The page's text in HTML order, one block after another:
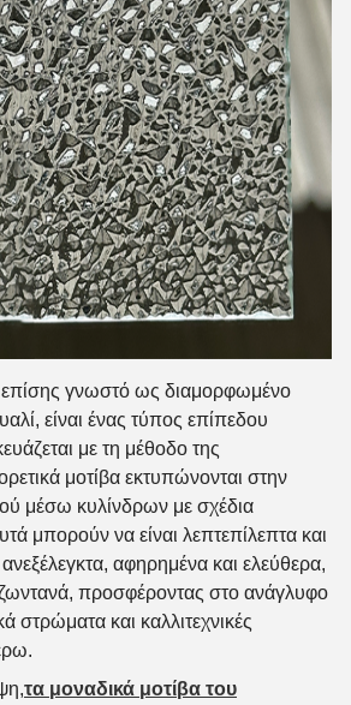
γνωστό ως διαμορφωμένο
είναι ένας τύπος επίπεδου
με τη μέθοδο της
μοτίβα εκτυπώνονται στην
μέσω κυλίνδρων με σχέδια
μπορούν να είναι λεπτεπίλεπτα και
αφηρημένα και ελεύθερα,
ζωντανά, προσφέροντας στο ανάγλυφο
στρώματα και καλλιτεχνικές
τα μοναδικά μοτίβα του